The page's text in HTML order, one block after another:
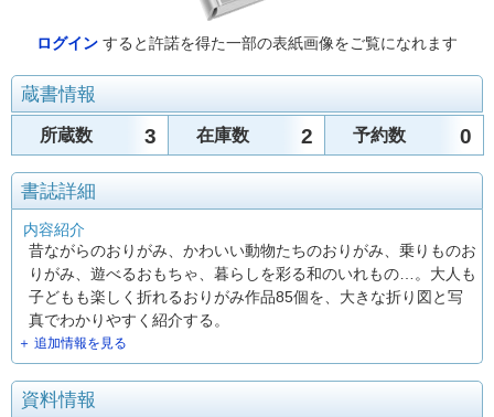
ログイン すると許諾を得た一部の表紙画像をご覧になれます
蔵書情報
所蔵数 3 在庫数 2 予約数 0
書誌詳細
内容紹介
昔ながらのおりがみ、かわいい動物たちのおりがみ、乗りものお
りがみ、遊べるおもちゃ、暮らしを彩る和のいれもの…。大人も
子どもも楽しく折れるおりがみ作品85個を、大きな折り図と写
真でわかりやすく紹介する。
＋ 追加情報を見る
資料情報